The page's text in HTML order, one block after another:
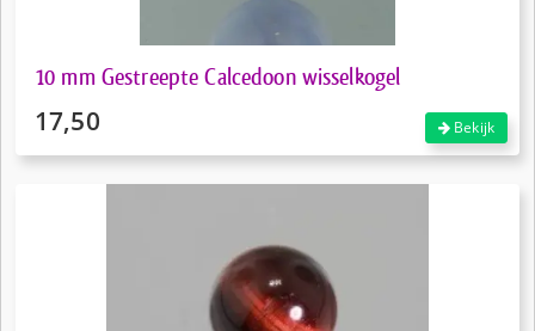
10 mm Gestreepte Calcedoon wisselkogel
17,50 Bekijk